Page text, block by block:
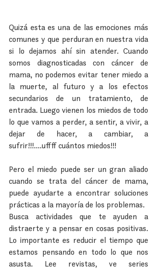
Quizá esta es una de las emociones más
comunes y que perduran en nuestra vida
si lo dejamos ahí sin atender. Cuando
somos diagnosticadas con cáncer de
mama, no podemos evitar tener miedo a
la muerte, al futuro y a los efectos
secundarios de un tratamiento, de
entrada. Luego vienen los miedos de todo
lo que vamos a perder, a sentir, a vivir, a
dejar de hacer, a cambiar, a
sufrir!!!....uffff cuántos miedos!!!
Pero el miedo puede ser un gran aliado
cuando se trata del cáncer de mama,
puede ayudarte a encontrar soluciones
prácticas a la mayoría de los problemas.
Busca actividades que te ayuden a
distraerte y a pensar en cosas positivas.
Lo importante es reducir el tiempo que
estamos pensando en todo lo que nos
asusta. Lee revistas, ve series